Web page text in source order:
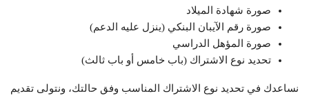
صورة شهادة الميلاد
صورة رقم الآيبان البنكي (ينزل عليه الدعم)
صورة المؤهل الدراسي
تحديد نوع الاشتراك (باب خامس أو باب ثالث)
نساعدك في تحديد نوع الاشتراك المناسب وفق حالتك، ونتولى تقديم